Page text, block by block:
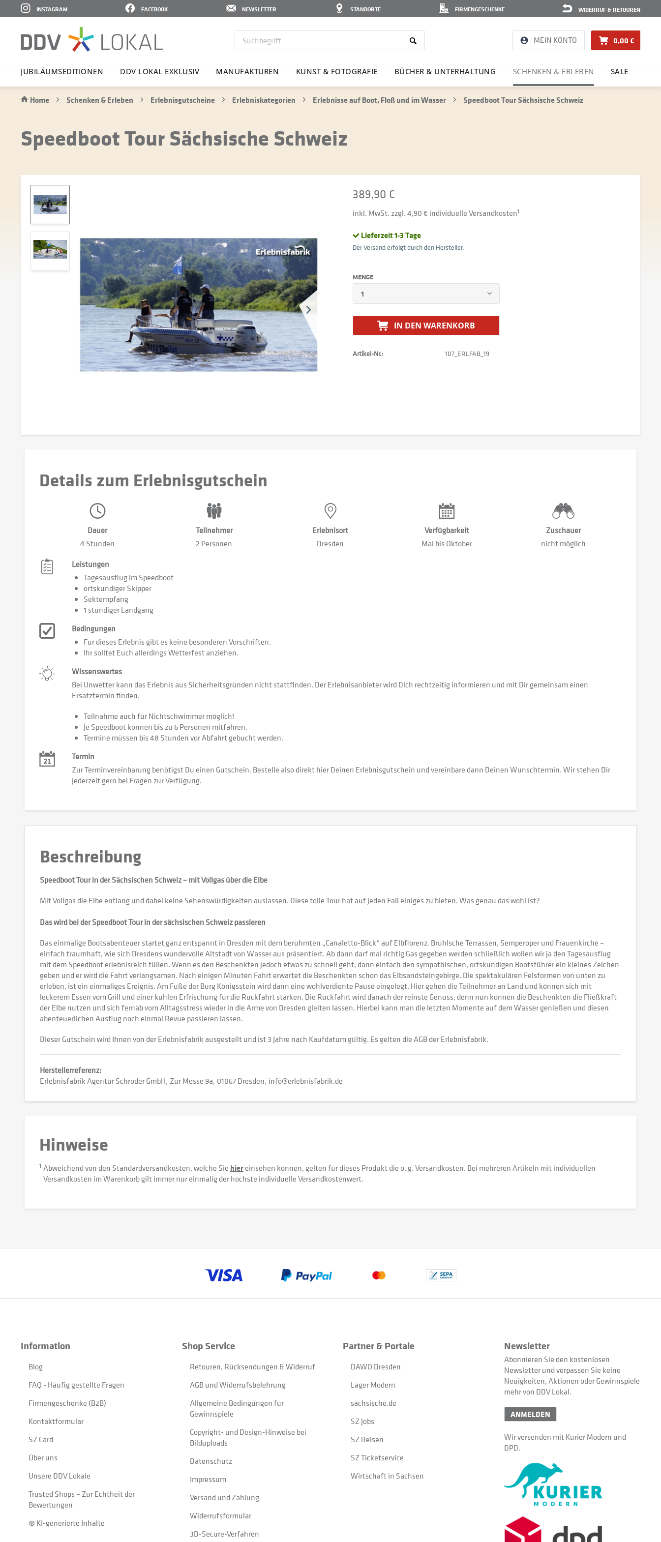
WIDERRUF & RETOUREN
FIRMENGESCHENKE
STANDORTE
NEWSLETTER
FACEBOOK
INSTAGRAM
MEIN KONTO 0,00 €
JUBI­LÄ­UMS­E­DI­TIONEN DDV LOKAL EXKLUSIV MANU­FAK­TUREN KUNST & FOTO­GRAFIE BÜCHER & UNTER­HAL­TUNG SCHENKEN & ERLEBEN SALE
Home Schenken & Erleben Erlebnisgutscheine Erlebniskategorien Erlebnisse auf Boot, Floß und im Wasser Speedboot Tour Sächsische Schweiz
Speedboot Tour Sächsische Schweiz
389,90 €
inkl. MwSt. zzgl. 4,90 € individuelle Versandkosten1
Lieferzeit 1-3 Tage
Der Versand erfolgt durch den Hersteller.
MENGE
IN DEN WARENKORB
Artikel-Nr.: 107_ERLFAB_19
Details zum Erlebnisgutschein
Dauer
4 Stunden
Teilnehmer
2 Personen
Erlebnisort
Dresden
Verfügbarkeit
Mai bis Oktober
Zuschauer
nicht möglich
Leistungen
Tagesausflug im Speedboot
ortskundiger Skipper
Sektempfang
1 stündiger Landgang
Bedingungen
Für dieses Erlebnis gibt es keine besonderen Vorschriften.
Ihr solltet Euch allerdings Wetterfest anziehen.
Wissenswertes
Bei Unwetter kann das Erlebnis aus Sicherheitsgründen nicht stattfinden. Der Erlebnisanbieter wird Dich rechtzeitig informieren und mit Dir gemeinsam einen
Ersatztermin finden.
Teilnahme auch für Nichtschwimmer möglich!
Je Speedboot können bis zu 6 Personen mitfahren.
Termine müssen bis 48 Stunden vor Abfahrt gebucht werden.
Termin
Zur Terminvereinbarung benötigst Du einen Gutschein. Bestelle also direkt hier Deinen Erlebnisgutschein und vereinbare dann Deinen Wunschtermin. Wir stehen Dir
jederzeit gern bei Fragen zur Verfügung.
Beschreibung
Speedboot Tour in der Sächsischen Schweiz – mit Vollgas über die Elbe
Mit Vollgas die Elbe entlang und dabei keine Sehenswürdigkeiten auslassen. Diese tolle Tour hat auf jeden Fall einiges zu bieten. Was genau das wohl ist?
Das wird bei der Speedboot Tour in der sächsischen Schweiz passieren
Das einmalige Bootsabenteuer startet ganz entspannt in Dresden mit dem berühmten „Canaletto-Blick“ auf Elbflorenz. Brühlsche Terrassen, Semperoper und Frauenkirche –
einfach traumhaft, wie sich Dresdens wundervolle Altstadt von Wasser aus präsentiert. Ab dann darf mal richtig Gas gegeben werden schließlich wollen wir ja den Tagesausflug
mit dem Speedboot erlebnisreich füllen. Wenn es den Beschenkten jedoch etwas zu schnell geht, dann einfach den sympathischen, ortskundigen Bootsführer ein kleines Zeichen
geben und er wird die Fahrt verlangsamen. Nach einigen Minuten Fahrt erwartet die Beschenkten schon das Elbsandsteingebirge. Die spektakulären Felsformen von unten zu
erleben, ist ein einmaliges Ereignis. Am Fuße der Burg Königsstein wird dann eine wohlverdiente Pause eingelegt. Hier gehen die Teilnehmer an Land und können sich mit
leckerem Essen vom Grill und einer kühlen Erfrischung für die Rückfahrt stärken. Die Rückfahrt wird danach der reinste Genuss, denn nun können die Beschenkten die Fließkraft
der Elbe nutzen und sich fernab vom Alltagsstress wieder in die Arme von Dresden gleiten lassen. Hierbei kann man die letzten Momente auf dem Wasser genießen und diesen
abenteuerlichen Ausflug noch einmal Revue passieren lassen.
Dieser Gutschein wird Ihnen von der Erlebnisfabrik ausgestellt und ist 3 Jahre nach Kaufdatum gültig. Es gelten die AGB der Erlebnisfabrik.
Herstellerreferenz:
Erlebnisfabrik Agentur Schröder GmbH Zur Messe 9a 01067 Dresden info@erlebnisfabrik.de
Hinweise
1 Abweichend von den Standardversandkosten, welche Sie hiereinsehen können, gelten für dieses Produkt die o. g. Versandkosten. Bei mehreren Artikeln mit individuellen
Versandkosten im Warenkorb gilt immer nur einmalig der höchste individuelle Versandkostenwert.
Information
Blog
FAQ - Häufig gestellte Fragen
Firmengeschenke (B2B)
Kontaktformular
SZ Card
Über uns
Unsere DDV Lokale
Trusted Shops – Zur Echtheit der
Bewertungen
⊛ KI-generierte Inhalte
Shop Service
Retouren, Rücksendungen & Widerruf
AGB und Widerrufsbelehrung
Allgemeine Bedingungen für
Gewinnspiele
Copyright- und Design-Hinweise bei
Bilduploads
Datenschutz
Impressum
Versand und Zahlung
Widerrufsformular
3D-Secure-Verfahren
Partner & Portale
DAWO Dresden
Lager Modern
sächsische.de
SZ Jobs
SZ Reisen
SZ Ticketservice
Wirtschaft in Sachsen
Newsletter
Abonnieren Sie den kostenlosen
Newsletter und verpassen Sie keine
Neuigkeiten, Aktionen oder Gewinnspiele
mehr von DDV Lokal.
ANMELDEN
Wir versenden mit Kurier Modern und
DPD.